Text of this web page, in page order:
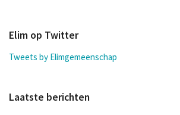
Elim op Twitter
Tweets by Elimgemeenschap
Laatste berichten